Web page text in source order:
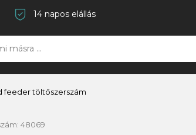
14 napos elállás
feeder töltőszerszám
48069